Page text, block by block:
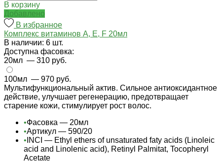
В корзину
Добавлено
В избранное
Комплекс витаминов А, Е, F 20мл
В наличии: 6 шт.
Доступна фасовка:
20мл — 310 руб.
100мл — 970 руб.
Мультифункциональный актив. Сильное антиоксидантное
действие, улучшает регенерацию, предотвращает
старение кожи, стимулирует рост волос.
•Фасовка — 20мл
•Артикул — 590/20
• INCI — Ethyl ethers of unsaturated faty acids (Linoleic
acid and Linolenic acid), Retinyl Palmitat, Tocopheryl
Acetate